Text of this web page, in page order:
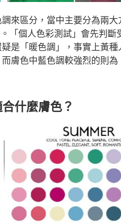
來區分，當中主要分為兩
「個人色彩測試」會先判斷
是「暖色調」，事實上黃
膚色中藍色調較強烈的則
什麼膚色？